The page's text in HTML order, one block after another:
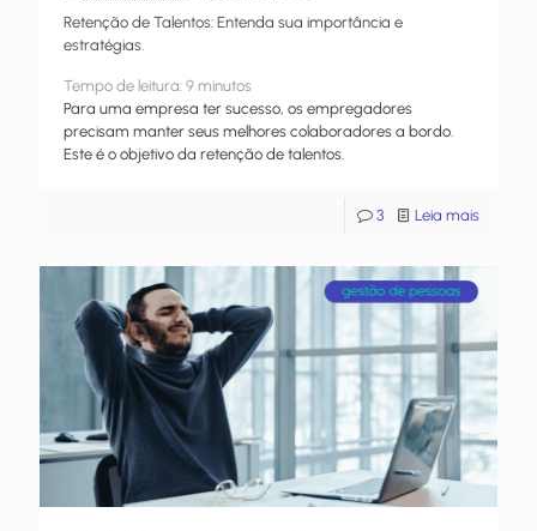
Retenção de Talentos: Entenda sua importância e
estratégias.
Tempo de leitura: 9 minutos
Para uma empresa ter sucesso, os empregadores
precisam manter seus melhores colaboradores a bordo.
Este é o objetivo da retenção de talentos.
3 Leia mais